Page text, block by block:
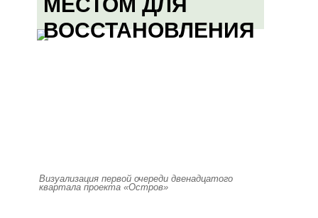
ВОССТАНОВЛЕНИЯ
Визуализация первой очереди двенадцатого
квартала проекта «Остров»